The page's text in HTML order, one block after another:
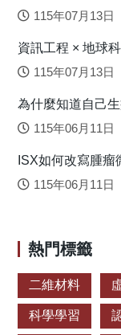
the digital
Communications,
https://doi.org/
人」新模式
115年07月13日
資訊工程 × 地球
心血管疾病高風險
115年07月13日
為什麼知道自己
連盈如揭心理健康
115年06月11日
ISX如何改寫腫
免疫逃脫機制
115年06月11日
熱門標籤
二維材料
科學學習